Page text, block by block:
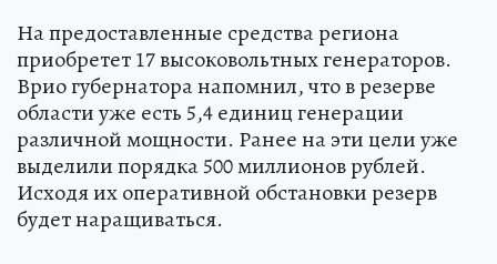
На предоставленные средства региона
приобретет 17 высоковольтных генераторов.
Врио губернатора напомнил, что в резерве
области уже есть 5,4 единиц генерации
различной мощности. Ранее на эти цели уже
выделили порядка 500 миллионов рублей.
Исходя их оперативной обстановки резерв
будет наращиваться.